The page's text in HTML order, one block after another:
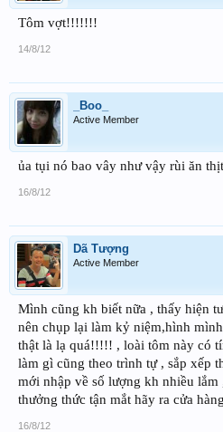
Tôm vợt!!!!!!!
14/8/12
_Boo_
Active Member
ủa tụi nó bao vây như vậy rùi ăn
16/8/12
Dã Tượng
Active Member
Mình cũng kh biết nữa , thấy hiện
nên chụp lại làm kỷ niệm,hình
thật là lạ quá!!!!! , loài tôm này có
làm gì cũng theo trình tự , sắp xếp
mới nhập về số lượng kh nhiều lắm
thưởng thức tận mắt hãy ra cửa
16/8/12